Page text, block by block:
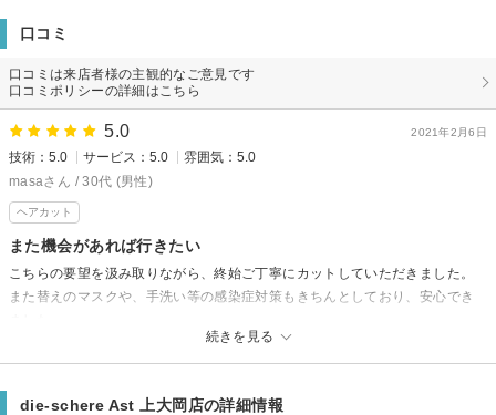
口コミ
口コミは来店者様の主観的なご意見です
口コミポリシーの詳細はこちら
2021年2月6日
5.0
技術：5.0 サービス：5.0
雰囲気：5.0
masaさん / 30代 (男性)
ヘアカット
また機会があれば行きたい
続きを見る
こちらの要望を汲み取りながら、終始ご丁寧にカットしていただきました。
また替えのマスクや、手洗い等の感染症対策もきちんとしており、安心でき
die-schere Ast 上大岡店の詳細情報